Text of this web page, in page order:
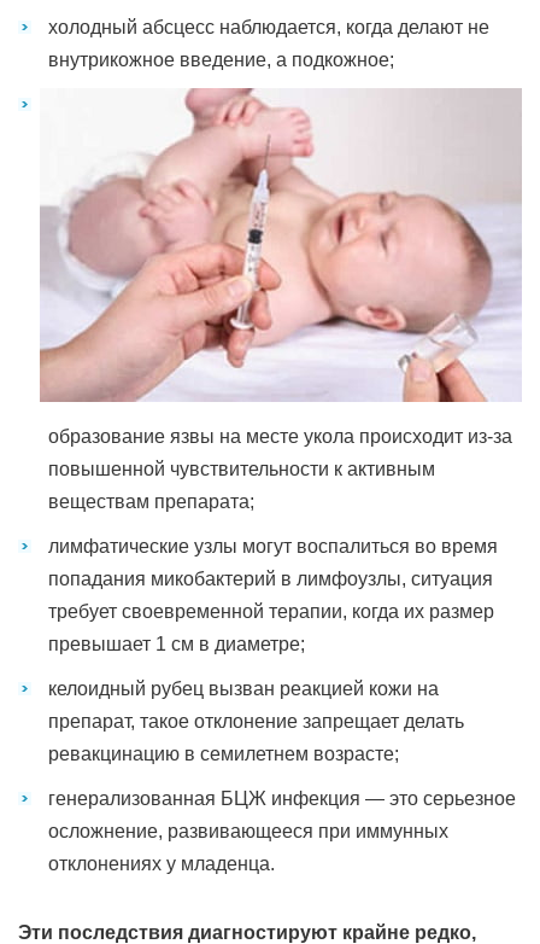
холодный абсцесс наблюдается, когда делают не
внутрикожное введение, а подкожное;
образование язвы на месте укола происходит из-за
повышенной чувствительности к активным
веществам препарата;
лимфатические узлы могут воспалиться во время
попадания микобактерий в лимфоузлы, ситуация
требует своевременной терапии, когда их размер
превышает 1 см в диаметре;
келоидный рубец вызван реакцией кожи на
препарат, такое отклонение запрещает делать
ревакцинацию в семилетнем возрасте;
генерализованная БЦЖ инфекция — это серьезное
осложнение, развивающееся при иммунных
отклонениях у младенца.
Эти последствия диагностируют крайне редко,